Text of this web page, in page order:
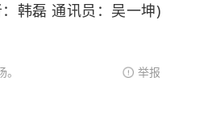
韩磊 通讯员：吴一坤)
举报